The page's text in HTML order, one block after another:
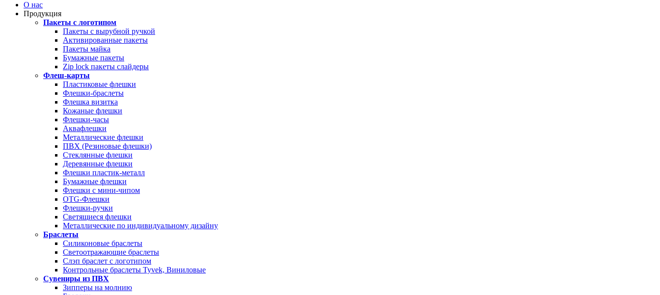
О нас
Продукция
Пакеты с логотипом
Пакеты с вырубной ручкой
Активированные пакеты
Пакеты майка
Бумажные пакеты
Zip lock пакеты слайдеры
Флеш-карты
Пластиковые флешки
Флешки-браслеты
Флешка визитка
Кожаные флешки
Флешки-часы
Аквафлешки
Металлические флешки
ПВХ (Резиновые флешки)
Стеклянные флешки
Деревянные флешки
Флешки пластик-металл
Бумажные флешки
Флешки с мини-чипом
OTG-Флешки
Флешки-ручки
Светящиеся флешки
Металлические по индивидуальному дизайну
Браслеты
Силиконовые браслеты
Светоотражающие браслеты
Слэп браслет с логотипом
Контрольные браслеты Tyvek, Виниловые
Сувениры из ПВХ
Зипперы на молнию